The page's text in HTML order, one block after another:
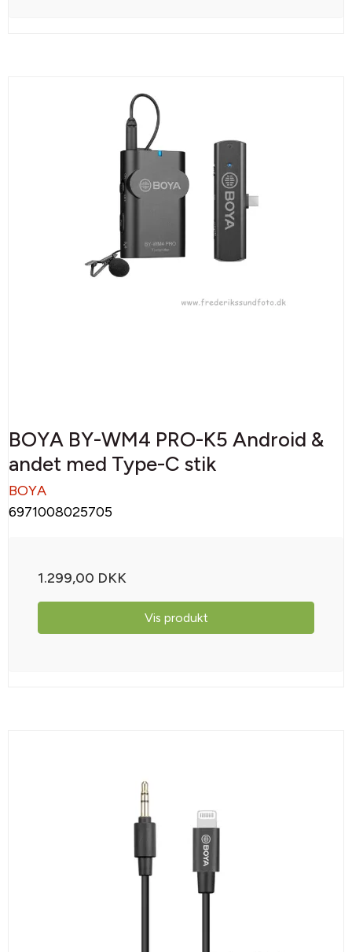
BOYA BY-WM4 PRO-K5 Android &
andet med Type-C stik
BOYA
6971008025705
1.299,00 DKK
Vis produkt